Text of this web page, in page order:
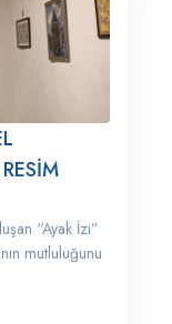
“Ayak İzi”
mutluluğunu